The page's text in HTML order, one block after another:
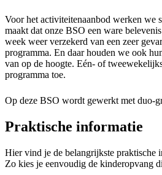
Voor het activiteitenaanbod werken we
maakt dat onze BSO een ware
week weer verzekerd van een zeer
programma. En daar houden we ook
van op de hoogte. Eén- of
programma toe.
Op deze BSO wordt gewerkt met duo-
Praktische informatie
Hier vind je de belangrijkste praktische
Zo kies je eenvoudig de kinderopvang